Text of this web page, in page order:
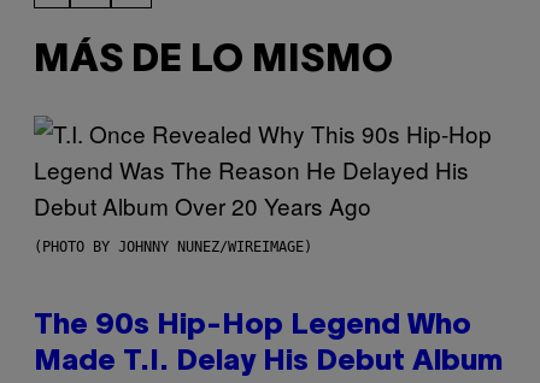
MÁS DE LO MISMO
(PHOTO BY JOHNNY NUNEZ/WIREIMAGE)
The 90s Hip-Hop Legend Who
Made T.I. Delay His Debut Album